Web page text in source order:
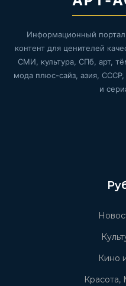
Информационный
контент для ценителей
СМИ, культура, СПб, арт,
мода плюс-сайз, азия,
и
Кино
Красота,